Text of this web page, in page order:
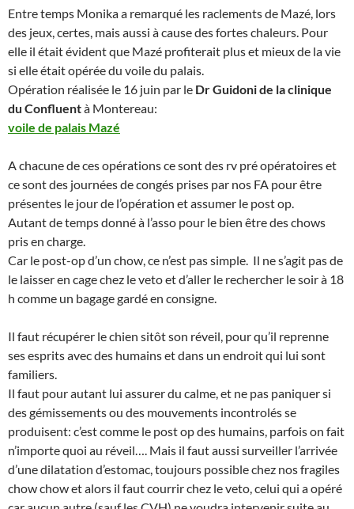
Entre temps Monika a remarqué les raclements de Mazé, lors
des jeux, certes, mais aussi à cause des fortes chaleurs. Pour
elle il était évident que Mazé profiterait plus et mieux de la vie
si elle était opérée du voile du palais.
Opération réalisée le 16 juin par le Dr Guidoni de la clinique
du Confluentà Montereau:
voile de palais Mazé
A chacune de ces opérations ce sont des rv pré opératoires et
ce sont des journées de congés prises par nos FA pour être
présentes le jour de l’opération et assumer le post op.
Autant de temps donné à l’asso pour le bien être des chows
pris en charge.
Car le post-op d’un chow, ce n’est pas simple. Il ne s’agit pas de
le laisser en cage chez le veto et d’aller le rechercher le soir à 18
h comme un bagage gardé en consigne.
Il faut récupérer le chien sitôt son réveil, pour qu’il reprenne
ses esprits avec des humains et dans un endroit qui lui sont
familiers.
Il faut pour autant lui assurer du calme, et ne pas paniquer si
des gémissements ou des mouvements incontrolés se
produisent: c’est comme le post op des humains, parfois on fait
n’importe quoi au réveil…. Mais il faut aussi surveiller l’arrivée
d’une dilatation d’estomac, toujours possible chez nos fragiles
chow chow et alors il faut courrir chez le veto, celui qui a opéré